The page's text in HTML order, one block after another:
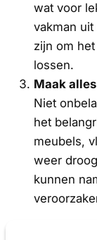
wat voor
vakman
zijn om
lossen.
Maak
Niet
het
meubels,
weer
kunnen